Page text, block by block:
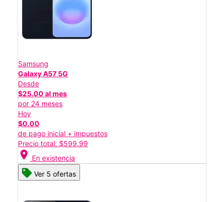
Samsung
Galaxy A57 5G
Desde
$25.00 al mes
por 24 meses
Hoy
$0.00
de pago inicial + impuestos
Precio total: $599.99
location_on En existencia
Ver 5 ofertas